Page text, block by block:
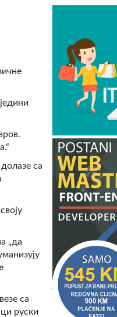
са
„да
са
руски